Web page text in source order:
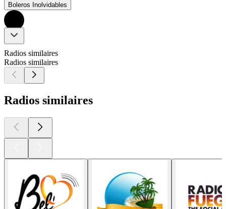
Boleros Inolvidables
Radios similaires
Radios similaires
Radios similaires